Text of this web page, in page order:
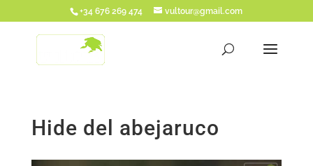
+34 676 269 474 vultour@gmail.com
Hide del abejaruco